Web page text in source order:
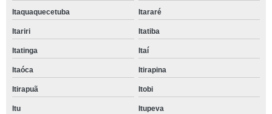
Itaquaquecetuba Itararé
Itariri Itatiba
Itatinga Itaí
Itaóca Itirapina
Itirapuã Itobi
Itu Itupeva